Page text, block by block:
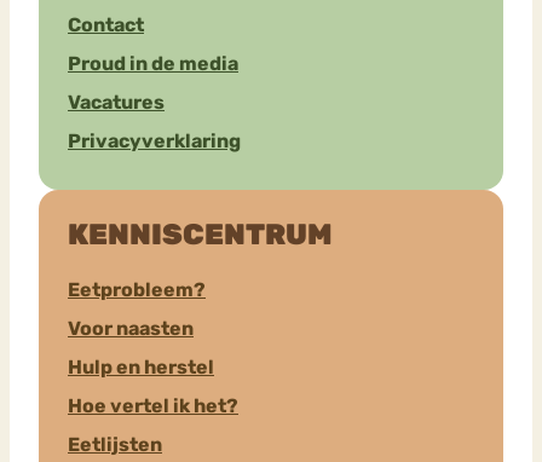
Contact
Proud in de media
Vacatures
Privacyverklaring
KENNISCENTRUM
Eetprobleem?
Voor naasten
Hulp en herstel
Hoe vertel ik het?
Eetlijsten